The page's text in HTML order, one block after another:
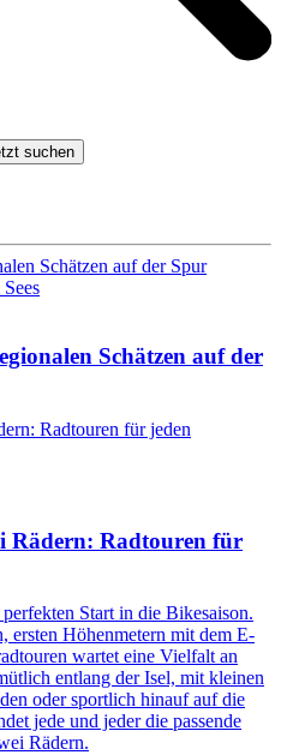
suchen
Schätzen auf der
Rädern: Radtouren für
Start in die Bikesaison.
ersten Höhenmetern mit dem E-
wartet eine Vielfalt an
entlang der Isel, mit kleinen
oder sportlich hinauf auf die
jede und jeder die passende
Rädern.